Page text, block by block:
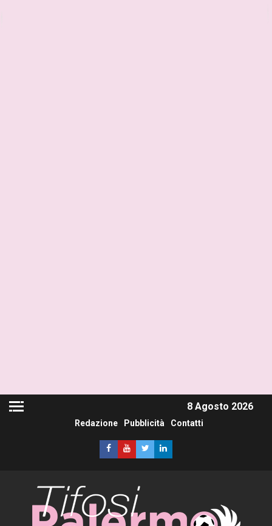
8 Agosto 2026
Redazione Pubblicità Contatti